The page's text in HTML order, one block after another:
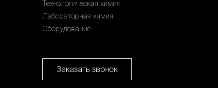
Технологическая химия
Лабораторная химия
Оборудование
Заказать звонок